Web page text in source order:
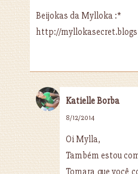
Beijokas da Mylloka :*
http://
Katielle Borba
8/12/2014
Oi Mylla,
Também estou
Tomara que você